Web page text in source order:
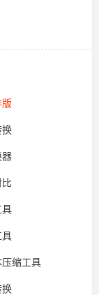
换
器
比
具
具
缩工具
换